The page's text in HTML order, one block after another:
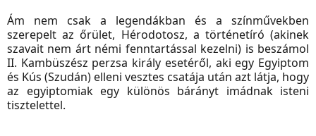
Ám nem csak a legendákban és a színművekben
szerepelt az őrület, Hérodotosz, a történetíró (akinek
szavait nem árt némi fenntartással kezelni) is beszámol
II. Kambüszész perzsa király esetéről, aki egy Egyiptom
és Kús (Szudán) elleni vesztes csatája után azt látja, hogy
az egyiptomiak egy különös bárányt imádnak isteni
tisztelettel.